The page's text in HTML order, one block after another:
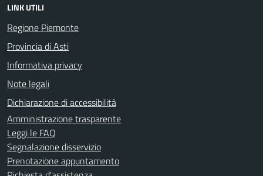
LINK UTILI
Regione Piemonte
Provincia di Asti
Informativa privacy
Note legali
Dichiarazione di accessibilità
Amministrazione trasparente
Leggi le FAQ
Segnalazione disservizio
Prenotazione appuntamento